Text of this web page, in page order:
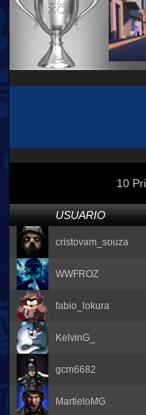
10
USUARIO
cristovam_souza
WWFROZ
fabio_lokura
KelvinG_
gcm6682
MartieloMG